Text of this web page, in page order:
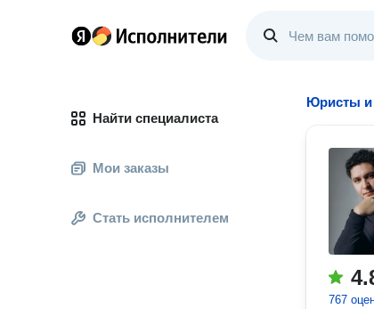
Найти специалиста
Мои заказы
Стать исполнителем
Юристы и
767